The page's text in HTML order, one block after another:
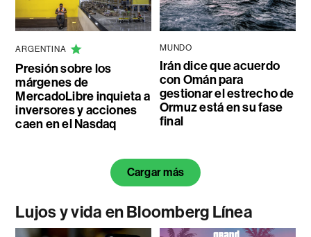
ARGENTINA
Presión sobre los
márgenes de
MercadoLibre inquieta a
inversores y acciones
caen en el Nasdaq
MUNDO
Irán dice que acuerdo
con Omán para
gestionar el estrecho de
Ormuz está en su fase
final
Cargar más
Lujos y vida en Bloomberg Línea